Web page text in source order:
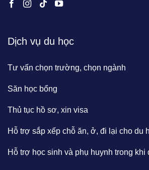
Dịch vụ du học
Tư vấn chọn trường, chọn ngành
Săn học bổng
Thủ tục hồ sơ, xin visa
Hỗ trợ sắp xếp chỗ ăn, ở, đi lại cho du
Hỗ trợ học sinh và phụ huynh trong khi